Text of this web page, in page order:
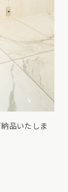
品いたしま